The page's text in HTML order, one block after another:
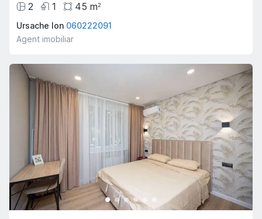
2
1 45 m2
Ursache Ion 060222091
Agent imobiliar